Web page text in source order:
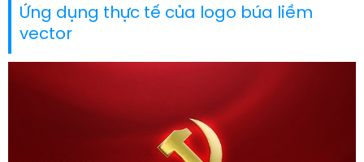
Ứng dụng thực tế của logo búa liềm
vector